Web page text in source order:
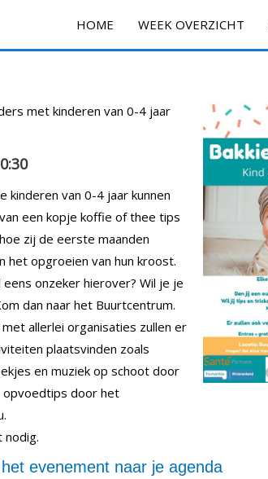
HOME WEEK OVERZICHT
met kinderen van 0-4 jaar
kinderen van 0-4 jaar kunnen
een kopje koffie of thee tips
zij de eerste maanden
het opgroeien van hun kroost.
onzeker hierover? Wil je je
dan naar het Buurtcentrum.
allerlei organisaties zullen er
plaatsvinden zoals
en muziek op schoot door
opvoedtips door het
nodig.
evenement naar je agenda